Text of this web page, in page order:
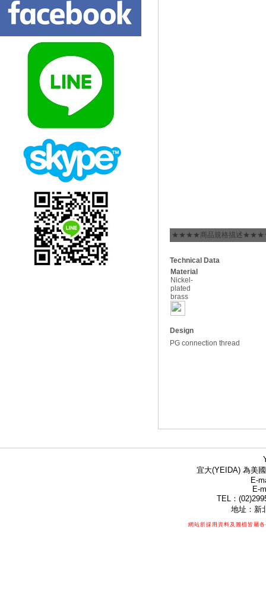
★★★★商品規格描述
Technical Data
Material
Nickel-
plated
brass
Design
PG connection thread
宜大(YEIDA) 為美
E-
E-
TEL：
地址：新
網站所採用資料及圖檔皆屬